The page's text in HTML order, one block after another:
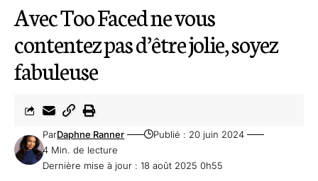
Avec Too Faced ne vous
contentez pas d’être jolie, soyez
fabuleuse
Dernière mise à jour : 18 août 2025 0h55
ParDaphne Ranner
Publié : 20 juin 2024
4 Min. de lecture